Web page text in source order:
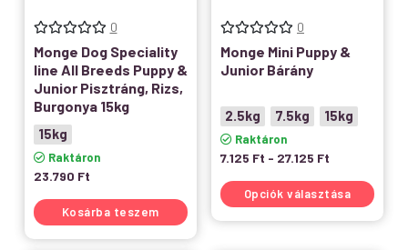
0
Monge Dog Speciality
line All Breeds Puppy &
Junior Pisztráng, Rizs,
Burgonya 15kg
15kg
Raktáron
23.790 Ft
Kosárba teszem
0
Monge Mini Puppy &
Junior Bárány
2.5kg 7.5kg 15kg
Raktáron
7.125 Ft - 27.125 Ft
Opciók választása